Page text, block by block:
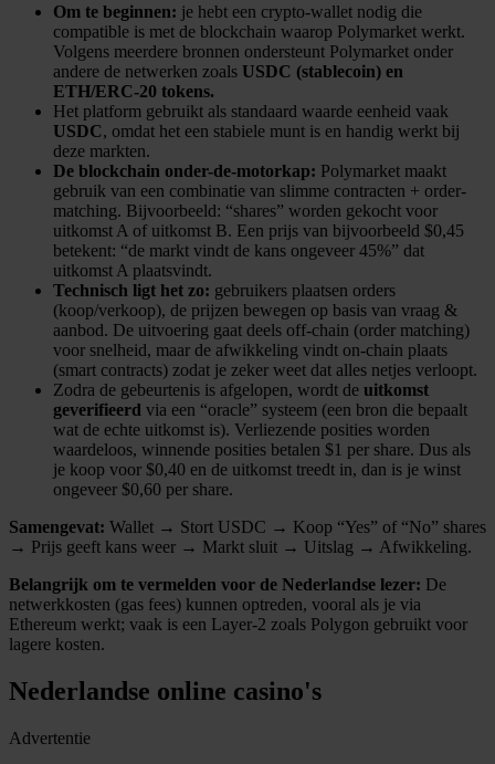
Om te beginnen: je hebt een crypto-wallet nodig die
compatible is met de blockchain waarop Polymarket werkt.
Volgens meerdere bronnen ondersteunt Polymarket onder
andere de netwerken zoals USDC (stablecoin) en
ETH/ERC-20 tokens.
Het platform gebruikt als standaard waarde eenheid vaak
USDC, omdat het een stabiele munt is en handig werkt bij
deze markten.
De blockchain onder-de-motorkap: Polymarket maakt
gebruik van een combinatie van slimme contracten + order-
matching. Bijvoorbeeld: “shares” worden gekocht voor
uitkomst A of uitkomst B. Een prijs van bijvoorbeeld $0,45
betekent: “de markt vindt de kans ongeveer 45%” dat
uitkomst A plaatsvindt.
Technisch ligt het zo: gebruikers plaatsen orders
(koop/verkoop), de prijzen bewegen op basis van vraag &
aanbod. De uitvoering gaat deels off-chain (order matching)
voor snelheid, maar de afwikkeling vindt on-chain plaats
(smart contracts) zodat je zeker weet dat alles netjes verloopt.
Zodra de gebeurtenis is afgelopen, wordt de uitkomst
geverifieerd via een “oracle” systeem (een bron die bepaalt
wat de echte uitkomst is). Verliezende posities worden
waardeloos, winnende posities betalen $1 per share. Dus als
je koop voor $0,40 en de uitkomst treedt in, dan is je winst
ongeveer $0,60 per share.
Samengevat: Wallet → Stort USDC → Koop “Yes” of “No” shares
→ Prijs geeft kans weer → Markt sluit → Uitslag → Afwikkeling.
Belangrijk om te vermelden voor de Nederlandse lezer: De
netwerkkosten (gas fees) kunnen optreden, vooral als je via
Ethereum werkt; vaak is een Layer-2 zoals Polygon gebruikt voor
lagere kosten.
Nederlandse online casino's
Advertentie